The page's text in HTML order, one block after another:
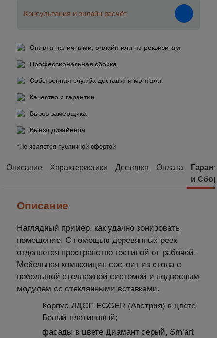
Консультация и онлайн расчёт
Оплата наличными, онлайн или по реквизитам
Профессиональная сборка
Собственная служба доставки и монтажа
Качество и гарантии
Вызов замерщика
Выезд дизайнера
*Не является публичной офертой
Описание Характеристики Доставка Оплата
и
Описание
Наглядный пример, как удачно зонировать
помещение. С помощью деревянных реек
отделяется пространство гостиной от рабочей.
Мебельная композиция состоит из стола с
небольшой стеллажной системой и подвесным
модулем со стеклянными вставками.
Корпус ЛДСП EGGER (Австрия) в цвете
Белый платиновый;
фасады в цвете Диамант серый, Sm’art